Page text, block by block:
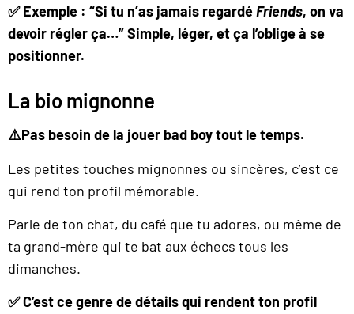
✅ Exemple : “Si tu n’as jamais regardéFriends, on va
devoir régler ça…” Simple, léger, et ça l’oblige à se
positionner.
La bio mignonne
⚠️Pas besoin de la jouer bad boy tout le temps.
Les petites touches mignonnes ou sincères, c’est ce
qui rend ton profil mémorable.
Parle de ton chat, du café que tu adores, ou même de
ta grand-mère qui te bat aux échecs tous les
dimanches.
✅C’est ce genre de détails qui rendent ton profil